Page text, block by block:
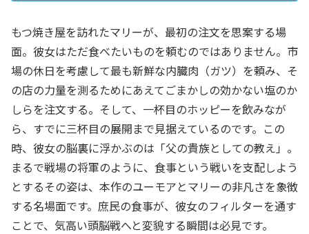
もつ焼き屋を訪れたマリーが、最初の注文を思案する場
面。彼女はただ食べたいものを頼むのではありません。市
場の休日を考慮して最も新鮮な内臓肉（ガツ）を頼み、そ
の店の力量を測るためにあえてごまかしの効かない塩のか
しらを注文する。そして、一杯目のホッピーを飲みなが
ら、すでに三杯目の展開まで見据えているのです。この
時、彼女の脳裏に浮かぶのは「父の貴族としての教え」。
まるで戦場の将軍のように、食事という戦いを支配しよう
とするその姿は、本作のユーモアとマリーの非凡さを象徴
する名場面です。庶民の食事が、彼女のフィルターを通す
ことで、気高い頭脳戦へと変貌する瞬間は必見です。